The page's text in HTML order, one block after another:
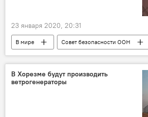
23 января 2020, 20:31
В мире
Совет безопасности ООН
Россия
Владимир Путин
В Хорезме будут производить
ветрогенераторы